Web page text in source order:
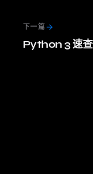
下一篇
Python 3 速